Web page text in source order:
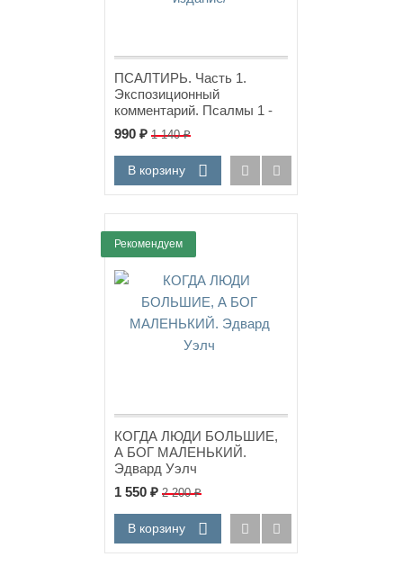
ПСАЛТИРЬ. Часть 1.
Экспозиционный
комментарий. Псалмы 1 -
74. Стивен Лоусон /новое
издание/
990 ₽ 1 140₽
В корзину
Рекомендуем
КОГДА ЛЮДИ БОЛЬШИЕ,
А БОГ МАЛЕНЬКИЙ.
Эдвард Уэлч
1 550 ₽ 2 200₽
В корзину